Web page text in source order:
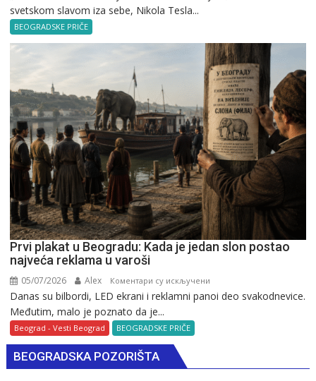
svetskom slavom iza sebe, Nikola Tesla...
BEOGRADSKE PRIČE
Prvi plakat u Beogradu: Kada je jedan slon postao
najveća reklama u varoši
05/07/2026 Alex Коментари су искључени
Prvi
je
Danas su bilbordi, LED ekrani i reklamni panoi deo svakodnevice.
Međutim, malo je poznato da je...
Beograd - Vesti Beograd BEOGRADSKE PRIČE
BEOGRADSKA POZORIŠTA